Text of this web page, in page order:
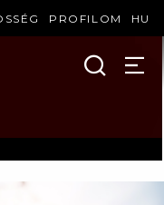
PROFILOM HU